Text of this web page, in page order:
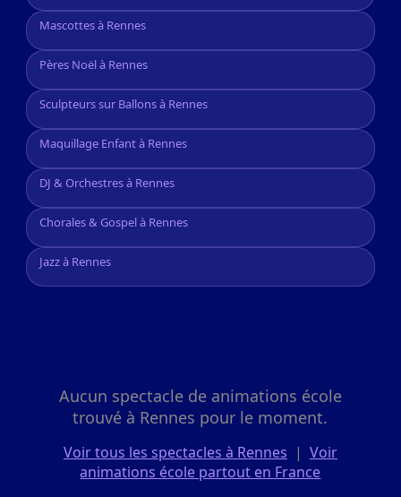
Mascottes à Rennes
Pères Noël à Rennes
Sculpteurs sur Ballons à Rennes
Maquillage Enfant à Rennes
DJ & Orchestres à Rennes
Chorales & Gospel à Rennes
Jazz à Rennes
Aucun spectacle de animations école
trouvé à Rennes pour le moment.
Voir tous les spectacles à Rennes | Voir
animations école partout en France